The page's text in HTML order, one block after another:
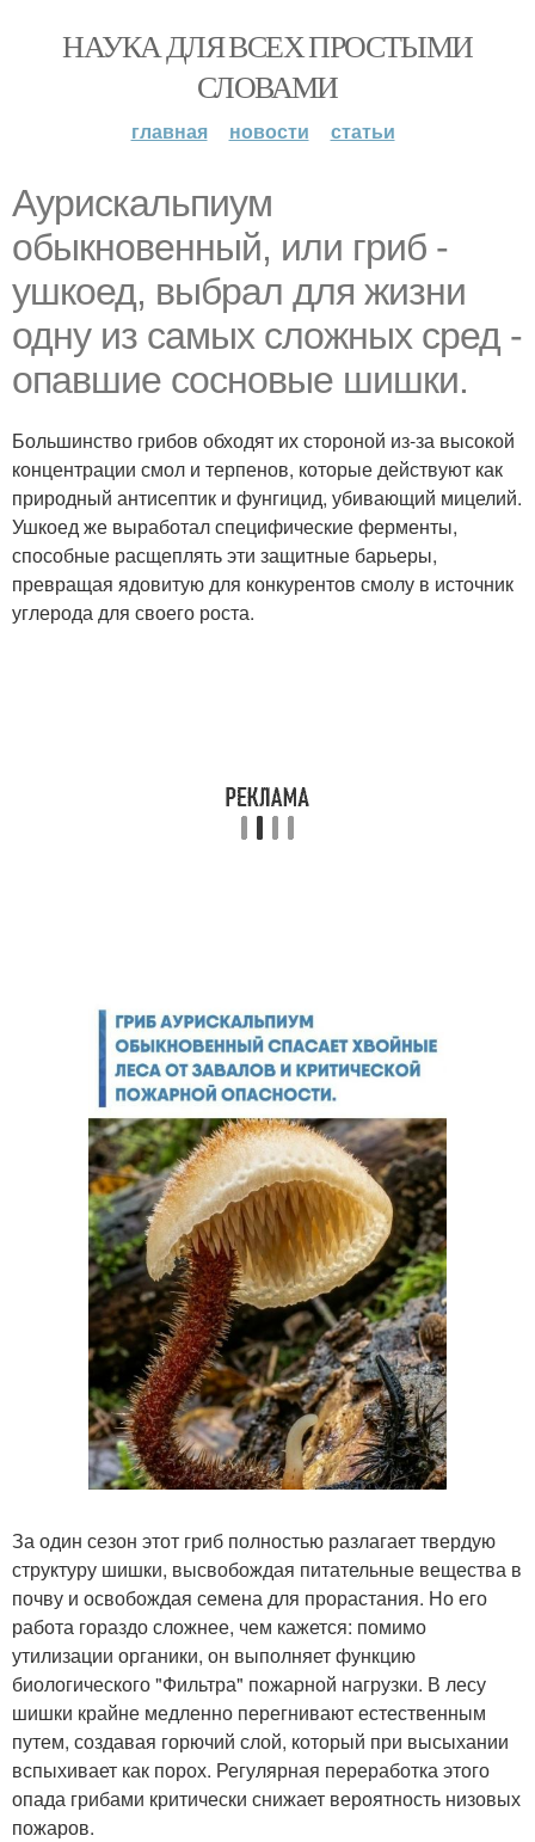
НАУКА ДЛЯ ВСЕХ ПРОСТЫМИ
СЛОВАМИ
главная новости статьи
Аурискальпиум
обыкновенный, или гриб -
ушкоед, выбрал для жизни
одну из самых сложных сред -
опавшие сосновые шишки.
Большинство грибов обходят их стороной из-за высокой
концентрации смол и терпенов, которые действуют как
природный антисептик и фунгицид, убивающий мицелий.
Ушкоед же выработал специфические ферменты,
способные расщеплять эти защитные барьеры,
превращая ядовитую для конкурентов смолу в источник
углерода для своего роста.
За один сезон этот гриб полностью разлагает твердую
структуру шишки, высвобождая питательные вещества в
почву и освобождая семена для прорастания. Но его
работа гораздо сложнее, чем кажется: помимо
утилизации органики, он выполняет функцию
биологического "Фильтра" пожарной нагрузки. В лесу
шишки крайне медленно перегнивают естественным
путем, создавая горючий слой, который при высыхании
вспыхивает как порох. Регулярная переработка этого
опада грибами критически снижает вероятность низовых
пожаров.